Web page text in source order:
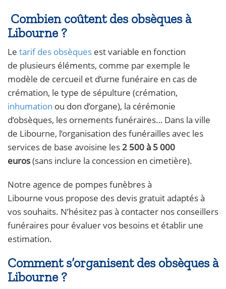
Combien coûtent des obsèques à
Libourne ?
Le tarif des obsèques est variable en fonction
de plusieurs éléments, comme par exemple le
modèle de cercueil et d’urne funéraire en cas de
crémation, le type de sépulture (crémation,
inhumation ou don d’organe), la cérémonie
d’obsèques, les ornements funéraires… Dans la ville
de Libourne, l’organisation des funérailles avec les
services de base avoisine les2 500 à 5 000
euros(sans inclure la concession en cimetière).
Notre agence de pompes funèbres à
Libourne vous propose des devis gratuit adaptés à
vos souhaits. N’hésitez pas à contacter nos conseillers
funéraires pour évaluer vos besoins et établir une
estimation.
Comment s’organisent des obsèques à
Libourne ?